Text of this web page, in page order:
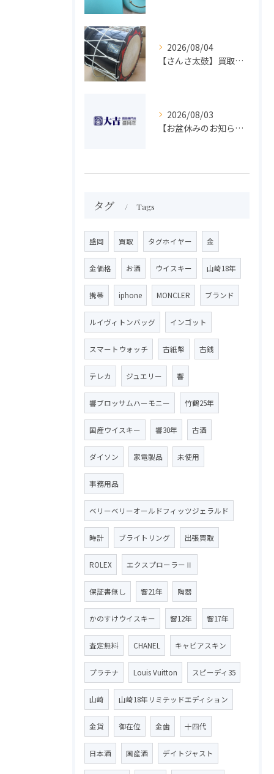
2026/08/04
【さんさ太鼓】買取 大吉盛岡店 楽器 買取します！！
2026/08/03
【お盆休みのお知らせ】買取専門 大吉 盛岡店
タグ Tags
盛岡 買取 タグホイヤー 金
金価格 お酒 ウイスキー 山崎18年
携帯 iphone MONCLER ブランド
ルイヴィトンバッグ インゴット
スマートウォッチ 古紙幣 古銭
テレカ ジュエリー 響
響ブロッサムハーモニー 竹鶴25年
国産ウイスキー 響30年 古酒
ダイソン 家電製品 未使用
事務用品
ベリーベリーオールドフィッツジェラルド
時計 ブライトリング 出張買取
ROLEX エクスプローラーⅡ
保証書無し 響21年 陶器
かのすけウイスキー 響12年 響17年
査定無料 CHANEL キャビアスキン
プラチナ Louis Vuitton スピーディ35
山崎 山崎18年リミテッドエディション
金貨 御在位 金歯 十四代
日本酒 国産酒 デイトジャスト